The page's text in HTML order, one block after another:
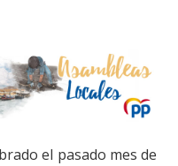
el pasado mes de